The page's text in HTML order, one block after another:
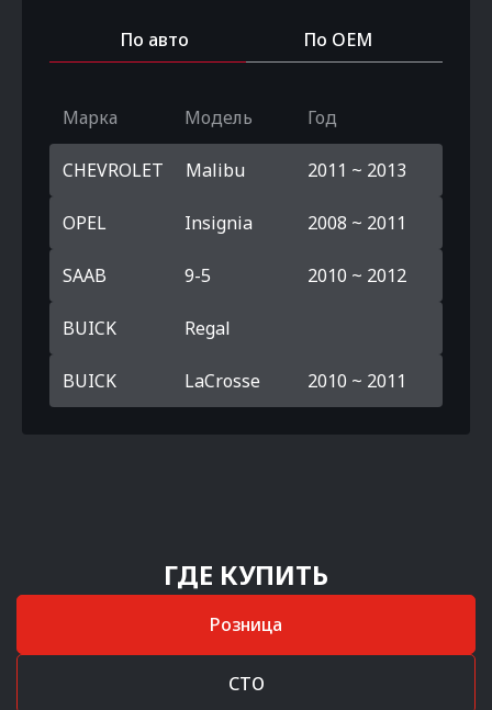
По авто По OEM
Марка Модель Год
CHEVROLET Malibu 2011 ~ 2013
OPEL Insignia 2008 ~ 2011
SAAB 9-5 2010 ~ 2012
BUICK Regal
BUICK LaCrosse 2010 ~ 2011
ГДЕ КУПИТЬ
Розница
СТО